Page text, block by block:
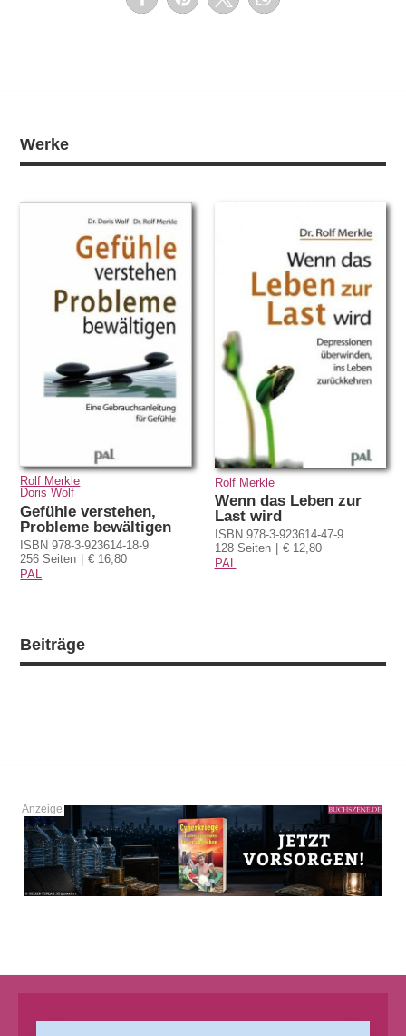
Werke
Rolf Merkle
Doris Wolf
Gefühle verstehen,
Probleme bewältigen
ISBN 978-3-923614-18-9
256 Seiten
€ 16,80
PAL
Rolf Merkle
Wenn das Leben zur
Last wird
ISBN 978-3-923614-47-9
128 Seiten
€ 12,80
PAL
Beiträge